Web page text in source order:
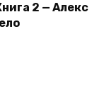
2 — Алекс